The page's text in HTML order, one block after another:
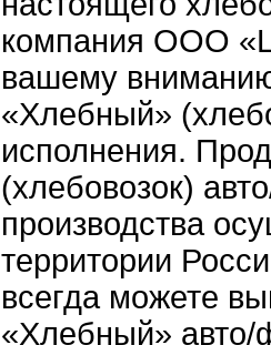
компания ООО
вашему
«Хлебный»
исполнения.
(хлебовозок)
производства
территории
всегда можете
«Хлебный» авто/